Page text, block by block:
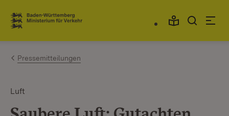
Zum Inhalt springen
Link zur Startseite
Pressemitteilungen
Luft